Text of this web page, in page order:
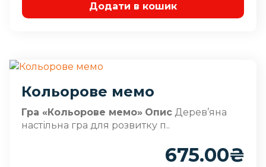
Додати в кошик
Кольорове мемо
Гра «Кольорове мемо» Опис Дерев’яна
настільна гра для розвитку п..
675.00₴